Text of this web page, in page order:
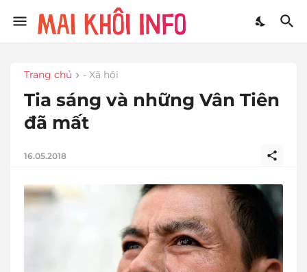
Trang chủ - Xã hội
Tia sáng và những Vân Tiên
đã mất
16.05.2018